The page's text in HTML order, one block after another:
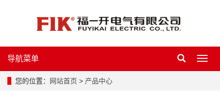
导
导航菜单
您的位置： 网站首页 > 产品中心